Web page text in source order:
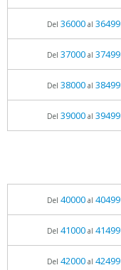
Del 36000al 36499
Del 37000al 37499
Del 38000al 38499
Del 39000al 39499
Del 40000al 40499
Del 41000al 41499
Del 42000al 42499